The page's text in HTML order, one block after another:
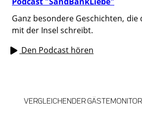
Ganz besondere Geschichten, die
mit der Insel schreibt.
Den Podcast hören
VERGLEICHENDER GÄSTEMONITOR